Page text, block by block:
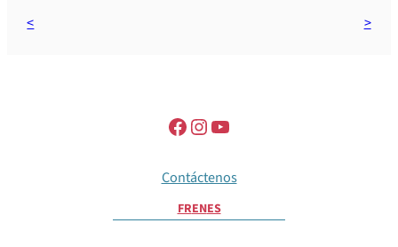
Contáctenos
FRENES